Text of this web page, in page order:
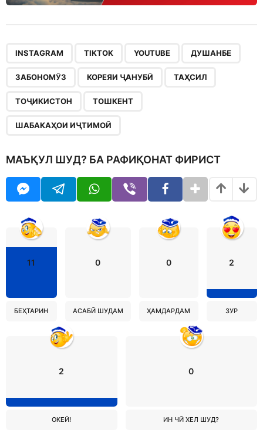
INSTAGRAM TIKTOK YOUTUBE ДУШАНБЕ
ЗАБОНОМӮЗ КОРЕЯИ ҶАНУБӢ ТАҲСИЛ
ТОҶИКИСТОН ТОШКЕНТ
ШАБАКАҲОИ ИҶТИМОӢ
МАЪҚУЛ ШУД? БА РАФИҚОНАТ ФИРИСТ
11
БЕҲТАРИН
0
АСАБӢ ШУДАМ
0
ҲАМДАРДАМ
2
ЗУР
2
ОКЕЙ!
0
ИН ЧӢ ХЕЛ ШУД?